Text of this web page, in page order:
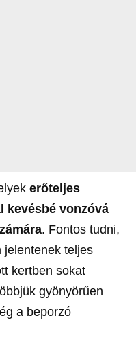
erőteljes
kevésbé vonzóvá
. Fontos tudni,
jelentenek teljes
kertben sokat
gyönyörűen
a beporzó